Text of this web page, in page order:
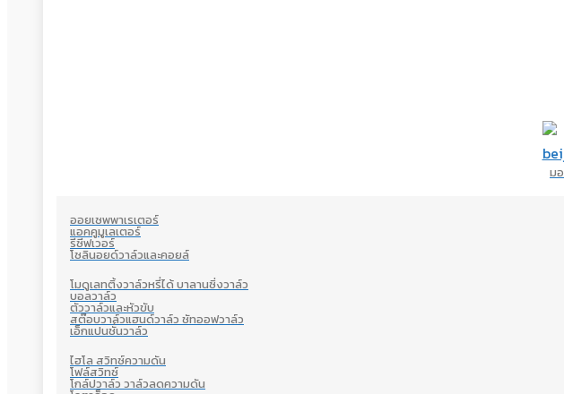
ม
ออยเซพพาเรเตอร์
แอคคูมูเลเตอร์
รีซีฟเวอร์
โซลินอยด์วาล์วและคอยล์
โมดูเลทติ้งวาล์วหรี่ได้ บาลานซิ่งวาล์ว
บอลวาล์ว
ตัววาล์วและหัวขับ
สต๊อบวาล์วแฮนด์วาล์ว ชัทออฟวาล์ว
เอ็กแปนชั่นวาล์ว
ไฮโล สวิทซ์ความดัน
โฟล์สวิทซ์
โกล์ปวาล์ว วาล์วลดความดัน